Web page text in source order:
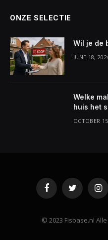
ONZE SELECTIE
Wil je de
JUNE 18,
Welke
huis het
OCTOBER
FacebookTwitter
©️ 2023 Fisbase.nl